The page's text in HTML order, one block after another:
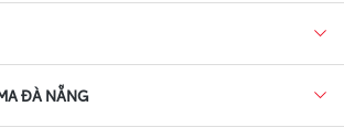
ĐÀ NẴNG